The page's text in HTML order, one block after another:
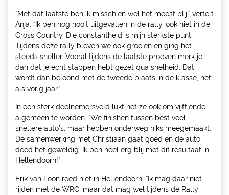
“Met dat laatste ben ik misschien wel het meest blij,” vertelt
Anja. “Ik ben nog nooit uitgevallen in de rally, ook niet in de
Cross Country. Die constantheid is mijn sterkste punt.
Tijdens deze rally bleven we ook groeien en ging het
steeds sneller. Vooral tijdens de laatste proeven merk je
dan dat je echt stappen hebt gezet qua snelheid. Dat
wordt dan beloond met de tweede plaats in de klasse, net
als vorig jaar.”
In een sterk deelnemersveld lukt het ze ook om vijftiende
algemeen te worden. “We finishen tussen best veel
snellere auto’s, maar hebben onderweg niks meegemaakt.
De samenwerking met Christiaan gaat goed en de auto
deed het geweldig. Ik ben heel erg blij met dit resultaat in
Hellendoorn!”
Erik van Loon reed niet in Hellendoorn. “Ik mag daar niet
rijden met de WRC, maar dat mag wel tijdens de Rally